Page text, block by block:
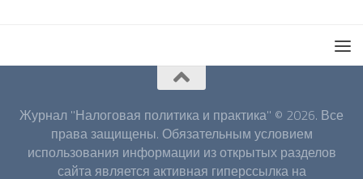
Журнал "Налоговая политика и практика" © 2026. Все
права защищены. Обязательным условием
использования информации из открытых разделов
сайта является активная гиперссылка на